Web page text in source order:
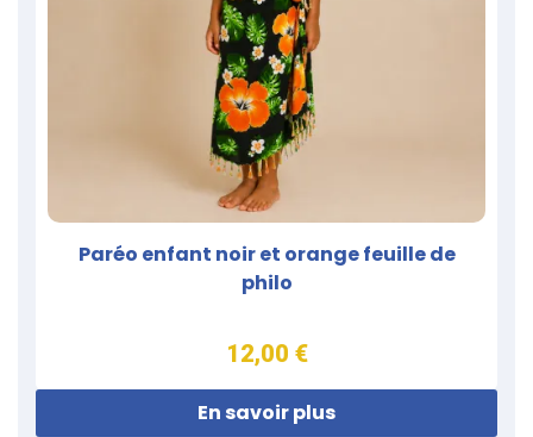
Paréo enfant noir et orange feuille de
philo
12,00 €
En savoir plus